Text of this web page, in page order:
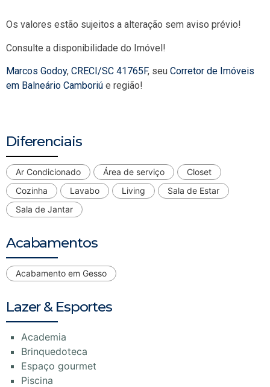
Os valores estão sujeitos a alteração sem aviso prévio!
Consulte a disponibilidade do Imóvel!
Marcos Godoy, CRECI/SC 41765F, seu Corretor de Imóveis
em Balneário Camboriú e região!
Diferenciais
Ar Condicionado Área de serviço
Closet
Cozinha
Lavabo Living
Sala de Estar
Sala de Jantar
Acabamentos
Acabamento em Gesso
Lazer & Esportes
Academia
Brinquedoteca
Espaço gourmet
Piscina